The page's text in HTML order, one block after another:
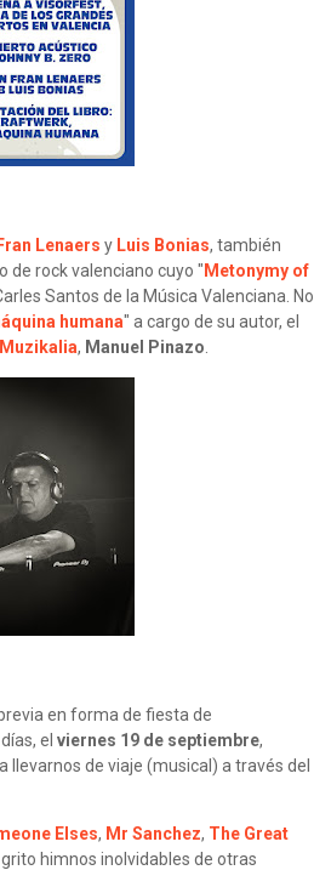
Fran Lenaers y Luis Bonias, también
de rock valenciano cuyo " Metonymy of
Santos de la Música Valenciana. No
humana" a cargo de su autor, el
Muzikalia, Manuel Pinazo
en forma de fiesta de
el viernes 19 de septiembre,
de viaje (musical) a través del
Elses, Mr Sanchez, The Great
himnos inolvidables de otras